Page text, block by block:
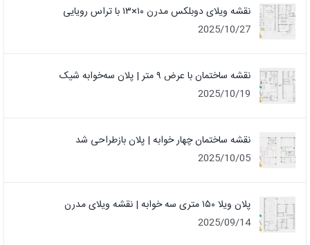
نقشه ویلای دوبلکس مدرن ۱۰×۱۳ با تراس رویایی
2025/10/27
نقشه ساختمان با عرض ۹ متر | پلان سه‌خوابه شیک
2025/10/19
نقشه ساختمان چهار خوابه | پلان بازطراحی شد
2025/10/05
پلان ویلا ۱۵۰ متری سه خوابه | نقشه ویلای مدرن
2025/09/14